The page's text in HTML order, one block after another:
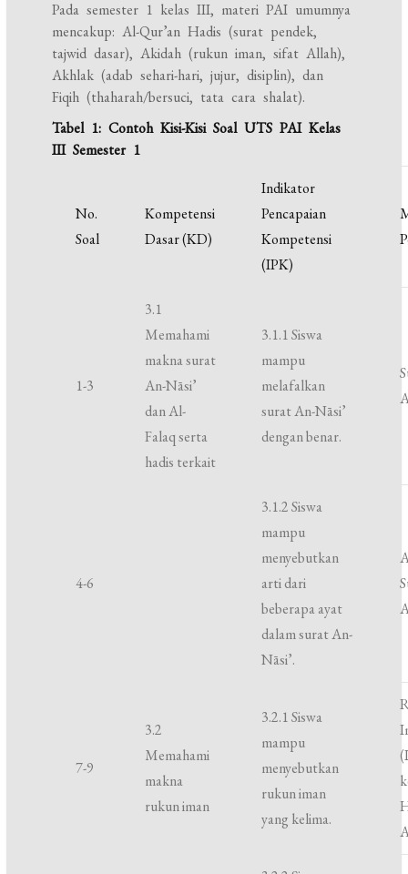
Pada semester 1 kelas III, materi PAI umumnya
mencakup: Al-Qur’an Hadis (surat pendek,
tajwid dasar), Akidah (rukun iman, sifat Allah),
Akhlak (adab sehari-hari, jujur, disiplin), dan
Fiqih (thaharah/bersuci, tata cara shalat).
Tabel 1: Contoh Kisi-Kisi Soal UTS PAI Kelas
III Semester 1
No.
Soal
Kompetensi
Dasar (KD)
Indikator
Pencapaian
Kompetensi
(IPK)
1-3
3.1
Memahami
makna surat
An-Nāsi’
dan Al-
Falaq serta
hadis terkait
3.1.1 Siswa
mampu
melafalkan
surat An-Nāsi’
dengan benar.
4-6
3.1.2 Siswa
mampu
menyebutkan
arti dari
beberapa ayat
dalam surat An-
Nāsi’.
7-9
3.2
Memahami
makna
rukun iman
3.2.1 Siswa
mampu
menyebutkan
rukun iman
yang kelima.